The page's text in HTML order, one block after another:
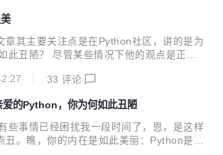
章其主要关注点是在Python社区，讲的是为
此丑陋？ 尽管某些情况下他的观点是正确
他所叙述的每个假设和比对显得非常愚
全没有深刻印象。 为了揭穿真相，根据他说
列由Python实现的应用，这些应用绝对是经
要基于我的HTML布局来批判，真正的内容
Yusuf Instagram 这个“小”公司最近卖了
33 评论
爱的Python，你为何如此丑陋
些事情已经困扰我一段时间了，恩，是这样
。瞧，你的内在是如此美丽：Python是一